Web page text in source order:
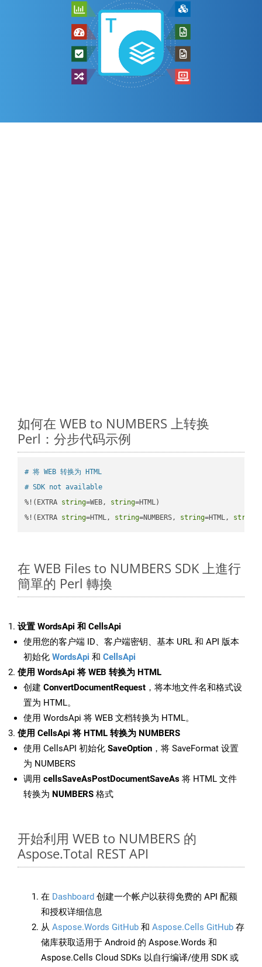
如何在 WEB to NUMBERS 上转换
Perl：分步代码示例
# 将 WEB 转换为 HTML
# SDK not available
%!(EXTRA string=WEB, string=HTML)
%!(EXTRA string=HTML, string=NUMBERS, string=HTML, string
在 WEB Files to NUMBERS SDK 上進行
簡單的 Perl 轉換
设置 WordsApi 和 CellsApi
使用您的客户端 ID、客户端密钥、基本 URL 和 API 版本
初始化 WordsApi 和 CellsApi
使用 WordsApi 将 WEB 转换为 HTML
创建 ConvertDocumentRequest ，将本地文件名和格式设
置为 HTML。
使用 WordsApi 将 WEB 文档转换为 HTML。
使用 CellsApi 将 HTML 转换为 NUMBERS
使用 CellsAPI 初始化 SaveOption ，将 SaveFormat 设置
为 NUMBERS
调用 cellsSaveAsPostDocumentSaveAs 将 HTML 文件
转换为 NUMBERS 格式
开始利用 WEB to NUMBERS 的
Aspose.Total REST API
在 Dashboard 创建一个帐户以获得免费的 API 配额
和授权详细信息
从 Aspose.Words GitHub 和 Aspose.Cells GitHub 存
储库获取适用于 Android 的 Aspose.Words 和
Aspose.Cells Cloud SDKs 以自行编译/使用 SDK 或